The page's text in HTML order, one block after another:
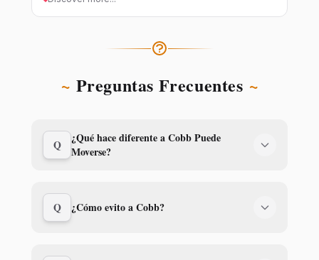
~ Preguntas Frecuentes ~
Q
¿Qué hace diferente a Cobb Puede
Moverse?
Q ¿Cómo evito a Cobb?